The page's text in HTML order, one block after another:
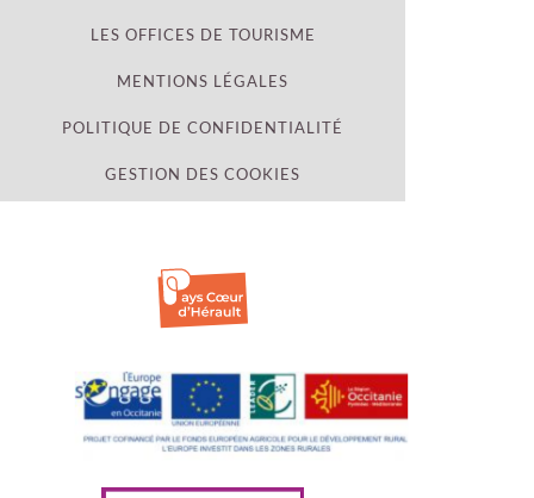
LES OFFICES DE TOURISME
MENTIONS LÉGALES
POLITIQUE DE CONFIDENTIALITÉ
GESTION DES COOKIES